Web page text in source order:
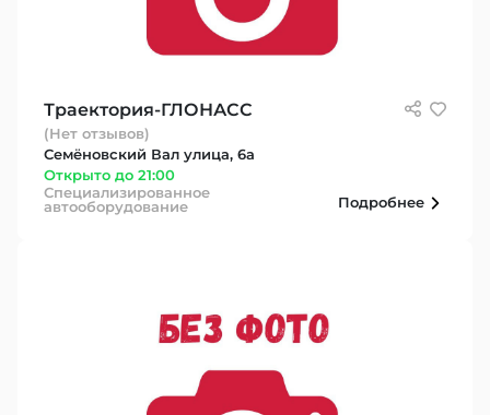
Траектория-ГЛОНАСС
(Нет отзывов)
Семёновский Вал улица, 6а
Открыто до 21:00
Специализированное
автооборудование
Подробнее